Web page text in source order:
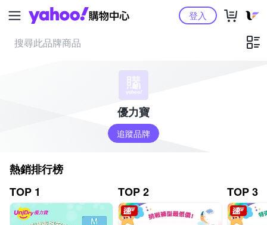
Yahoo購物中心登入
優力寶
追蹤品牌
熱銷排行榜
TOP 1
TOP 2 TOP 3